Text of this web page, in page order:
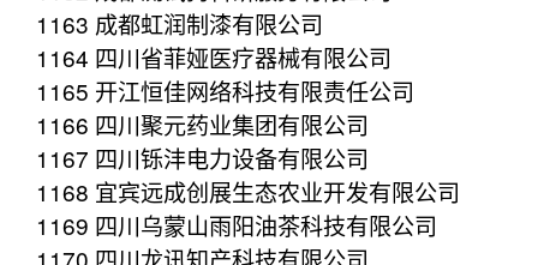
1163 成都虹润制漆有限公司
1164 四川省菲娅医疗器械有限公司
1165 开江恒佳网络科技有限责任公司
1166 四川聚元药业集团有限公司
1167 四川铄沣电力设备有限公司
1168 宜宾远成创展生态农业开发有限公司
1169 四川乌蒙山雨阳油茶科技有限公司
1170 四川龙讯知产科技有限公司